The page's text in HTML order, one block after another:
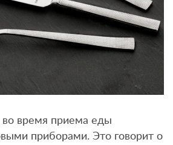
время приема еды
приборами. Это говорит о